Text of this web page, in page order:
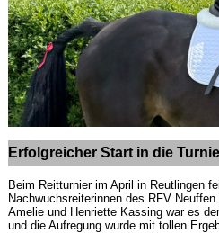
Erfolgreicher Start in die
Beim Reitturnier im April in Reutlingen
Nachwuchsreiterinnen des RFV
Amelie und Henriette Kassing war es
und die Aufregung wurde mit tollen